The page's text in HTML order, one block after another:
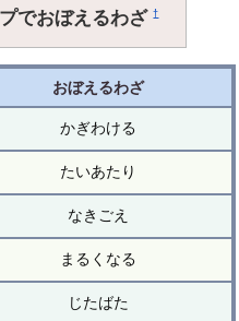
でおぼえるわざ†
おぼえるわざ
かぎわける
たいあたり
なきごえ
まるくなる
じたばた